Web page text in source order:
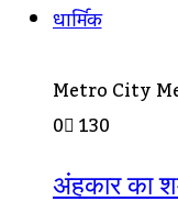
धार्मिक
Metro City
0 130
अंहकार का